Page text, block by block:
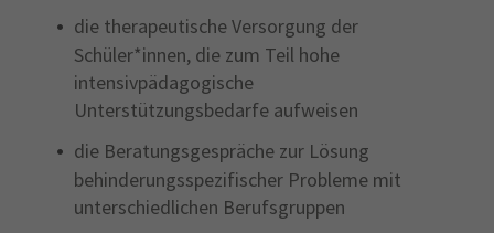
die therapeutische Versorgung der
Schüler*innen, die zum Teil hohe
intensivpädagogische
Unterstützungsbedarfe aufweisen
die Beratungsgespräche zur Lösung
behinderungsspezifischer Probleme mit
unterschiedlichen Berufsgruppen